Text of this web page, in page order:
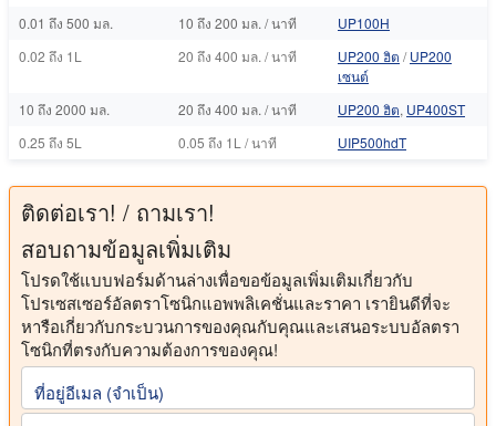
0.01 ถึง 500 มล.
10 ถึง 200 มล. / นาที
UP100H
0.02 ถึง 1L
20 ถึง 400 มล. / นาที UP200 ฮิต /UP200
เซนต์
10 ถึง 2000 มล.
20 ถึง 400 มล. / นาที UP200 ฮิต, UP400ST
0.25 ถึง 5L
0.05 ถึง 1L / นาที UIP500hdT
ติดต่อเรา! / ถามเรา!
สอบถามข้อมูลเพิ่มเติม
โปรดใช้แบบฟอร์มด้านล่างเพื่อขอข้อมูลเพิ่มเติมเกี่ยวกับ
โปรเซสเซอร์อัลตราโซนิกแอพพลิเคชั่นและราคา เรายินดีที่จะ
หารือเกี่ยวกับกระบวนการของคุณกับคุณและเสนอระบบอัลตรา
โซนิกที่ตรงกับความต้องการของคุณ!
ที่อยู่อีเมล (จําเป็น)